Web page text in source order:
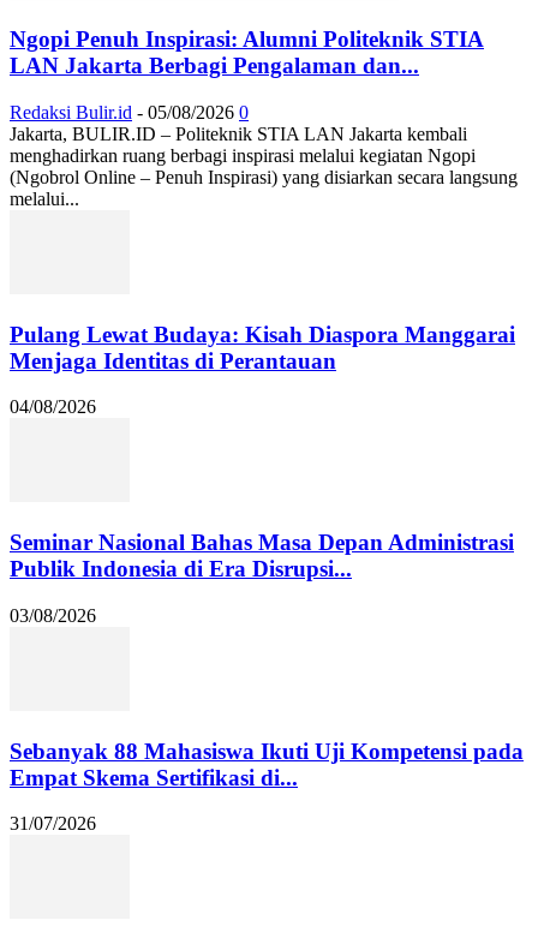
Ngopi Penuh Inspirasi: Alumni Politeknik STIA
LAN Jakarta Berbagi Pengalaman dan...
Redaksi Bulir.id - 05/08/2026 0
Jakarta, BULIR.ID – Politeknik STIA LAN Jakarta kembali
menghadirkan ruang berbagi inspirasi melalui kegiatan Ngopi
(Ngobrol Online – Penuh Inspirasi) yang disiarkan secara langsung
melalui...
Pulang Lewat Budaya: Kisah Diaspora Manggarai
Menjaga Identitas di Perantauan
04/08/2026
Seminar Nasional Bahas Masa Depan Administrasi
Publik Indonesia di Era Disrupsi...
03/08/2026
Sebanyak 88 Mahasiswa Ikuti Uji Kompetensi pada
Empat Skema Sertifikasi di...
31/07/2026